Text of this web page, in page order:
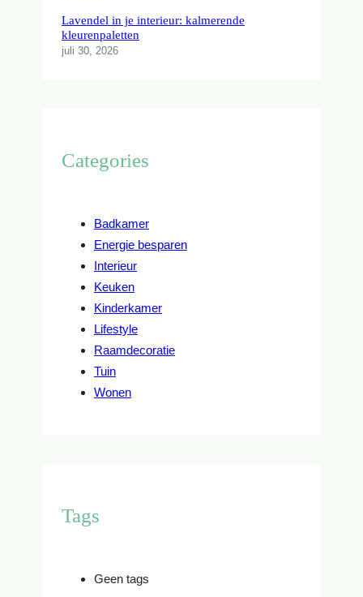
Lavendel in je interieur: kalmerende
kleurenpaletten
juli 30, 2026
Categories
Badkamer
Energie besparen
Interieur
Keuken
Kinderkamer
Lifestyle
Raamdecoratie
Tuin
Wonen
Tags
Geen tags